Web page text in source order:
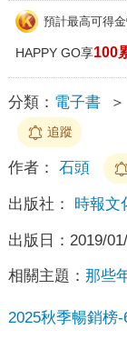
預計最高可得
HAPPY GO享100
分類： 電子書 ＞
追蹤
作者： 石頭
出版社： 時報文
出版日： 2019/
相關主題： 那些
2025秋季暢銷榜-